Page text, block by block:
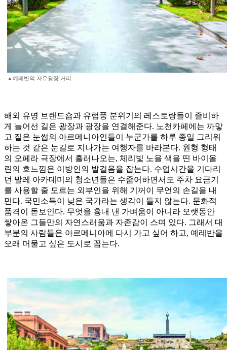
▲예레반의 자유광장 거리
해외 유명 브랜드숍과 유럽풍 분위기의 레스토랑들이 즐비하
게 늘어선 길은 광장과 광장을 연결해준다. 노천카페에는 까맣
고 짙은 눈썹의 아르메니아인들이 누군가를 하루 종일 그리워
하는 것 같은 눈길로 지나가는 여행자를 바라본다. 원형 형태
의 오페라 극장에서 흘러나오는, 체리빛 노을 색을 띤 바이올
린의 흐느낌은 이방인의 발걸음을 잡는다. 수업시간을 기다리
던 발레 아카데미의 청소년들은 수줍어하면서도 주차 요금기
를 사용할 줄 모르는 외부인을 위해 기꺼이 무언의 손길을 내
민다. 국민소득이 낮은 국가라는 생각이 들지 않는다. 문화적
품격이 돋보인다. 무엇을 흉내 낸 가벼움이 아니라 오랫동안
쌓아온 그들만의 자연스러움과 자존감이 스며 있다. 그래서 대
부분의 사람들은 아르메니아에 다시 가고 싶어 하고, 예레반을
오래 머물고 싶은 도시로 꼽는다.